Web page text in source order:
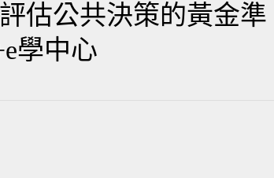
估公共決策的黃金準
學中心